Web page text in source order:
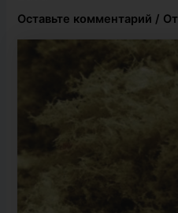
Оставьте комментарий / От